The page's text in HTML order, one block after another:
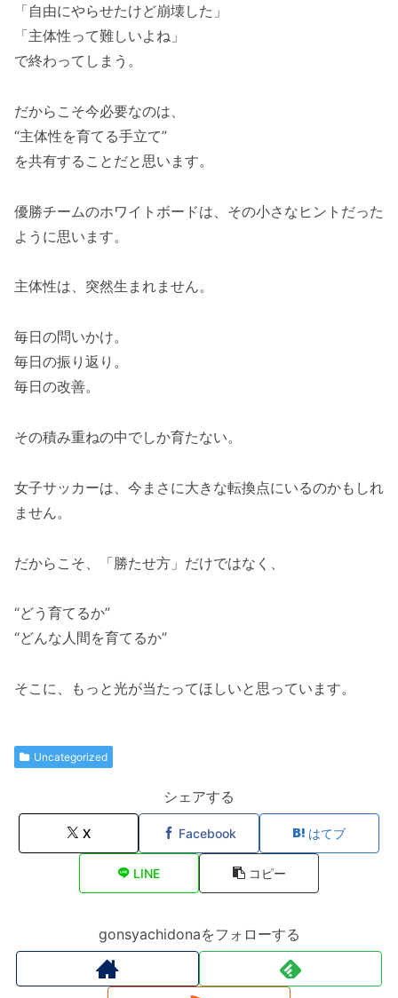
「自由にやらせたけど崩壊した」
「主体性って難しいよね」
で終わってしまう。
だからこそ今必要なのは、
“主体性を育てる手立て”
を共有することだと思います。
優勝チームのホワイトボードは、その小さなヒントだった
ように思います。
主体性は、突然生まれません。
毎日の問いかけ。
毎日の振り返り。
毎日の改善。
その積み重ねの中でしか育たない。
女子サッカーは、今まさに大きな転換点にいるのかもしれ
ません。
だからこそ、「勝たせ方」だけではなく、
“どう育てるか”
“どんな人間を育てるか”
そこに、もっと光が当たってほしいと思っています。
Uncategorized
シェアする
X Facebook はてブ
LINE コピー
gonsyachidonaをフォローする